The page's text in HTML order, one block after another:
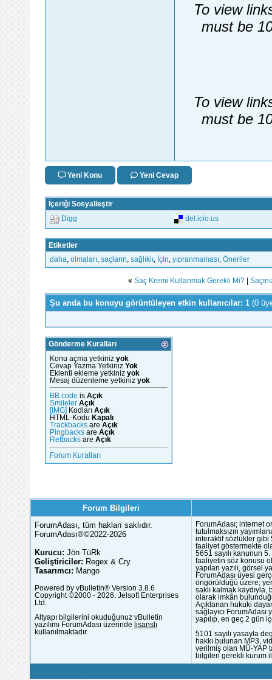
To view
must be
To view
must be
Yeni Konu Yeni Cevap
İçeriği Sosyalleştir
Digg del.icio.us
Etiketler
daha olmaları saçların sağlıklı İçin yıpranmaması Öneriler
« Saç Kremi Kullanmak Gerekli Mi?
Şu anda bu konuyu görüntüleyen etkin kullanıcılar: 1 (0
Gönderme Kuralları
Konu açma yetkiniz yok
Cevap Yazma Yetkiniz Yok
Eklenti ekleme yetkiniz yok
Mesaj düzenleme yetkiniz yok
BB code is Açık
Smileler Açık
[IMG]
Kodları Açık
HTML-Kodu Kapalı
Trackbacks are Açık
Pingbacks are Açık
Refbacks are Açık
Forum Kuralları
Forum Bilgileri
ForumAdası, tüm hakları saklıdır.
ForumAdası®©2022-2026
Kurucu: Jön TüRk
Geliştiriciler: Regex & Cry
Tasarımcı: Mango
Powered by vBulletin® Version 3.8.6
Copyright ©2000 - 2026, Jelsoft Enterprises
Ltd.
Altyapı bilgilerini okuduğunuz vBulletin
yazılımı ForumAdası üzerinde lisanslı
kullanılmaktadır.
ForumAdası; internet
tutulmaksızın
interaktif sözlükler gibi
faaliyet göstermekte
5651 sayılı kanunun
faaliyetin söz konusu
yapılan yazılı, görsel
ForumAdası üyesi
öngörüldüğü üzere;
saklı kalmak
olarak imkân
Açıklanan hukuki
sağlayıcı
yapılıp, en geç 2 gün
5101 sayılı yasayla
hakkı bulunan MP3,
verilmiş olan MÜ-YAP
bilgileri gerekli kurum